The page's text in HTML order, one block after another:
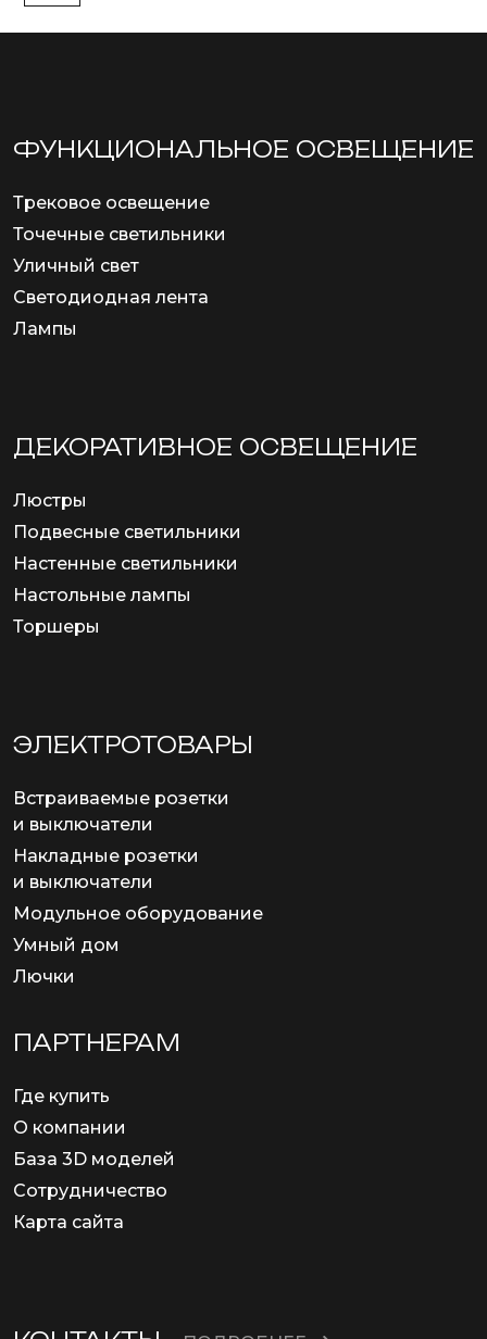
ФУНКЦИОНА­ЛЬНОЕ ОСВЕЩЕНИЕ
Трековое освещение
Точечные светильники
Уличный свет
Светодиодная лента
Лампы
ДЕКОРАТИВНОЕ ОСВЕЩЕНИЕ
Люстры
Подвесные светильники
Настенные светильники
Настольные лампы
Торшеры
ЭЛЕКТРОТОВАРЫ
Встраиваемые розетки
и выключатели
Накладные розетки
и выключатели
Модульное оборудование
Умный дом
Лючки
ПАРТНЕРАМ
Где купить
О компании
База 3D моделей
Сотрудничество
Карта сайта